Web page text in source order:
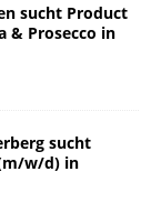
sucht Product
& Prosecco in
sucht
w/d) in